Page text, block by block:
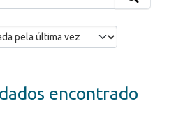
encontrado